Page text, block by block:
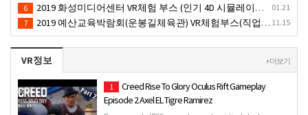
01.21
6 2019 화성미디어센터 VR체험 부스 (인기 4D 시뮬레이터 체험)- VR렌탈
11.15
7 2019 예산교육박람회(운봉길체육관) VR체험부스(직업진로체험 / 인기VR체험)-VR렌탈대여행사
VR정보 + 더보기
1
Creed Rise To Glory Oculus Rift Gameplay
Episode 2 Axel EL Tigre Ramirez